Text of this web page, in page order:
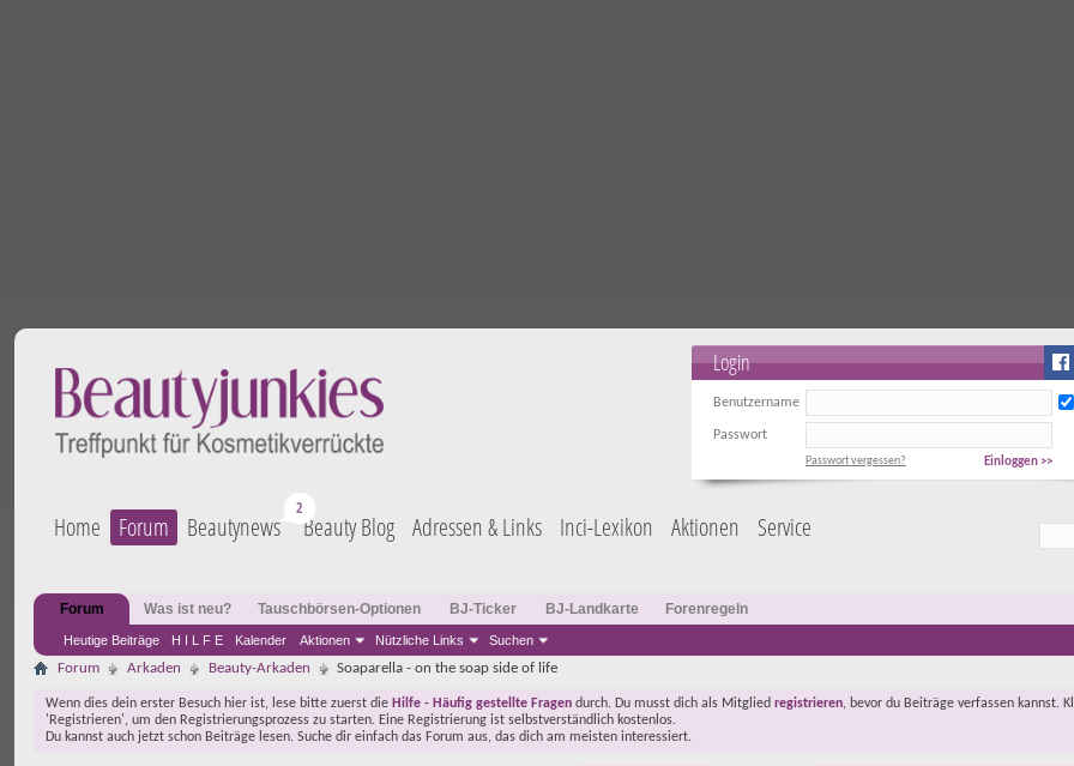
Login
Benutzername
Passwort
Einloggen >>
Passwort vergessen?
Home Forum Beautynews Beauty Blog Adressen & Links Inci-Lexikon Aktionen Service
Forum
Heutige Beiträge H I L F E Kalender Aktionen Nützliche Links Suchen
Was ist neu? Tauschbörsen-Optionen BJ-Ticker BJ-Landkarte Forenregeln
Forum Arkaden Beauty-Arkaden Soaparella - on the soap side of life
Wenn dies dein erster Besuch hier ist, lese bitte zuerst die Hilfe - Häufig gestellte Fragen durch. Du musst dich als Mitglied registrieren, bevor du Beiträge verfassen kannst.
'Registrieren', um den Registrierungsprozess zu starten. Eine Registrierung ist selbstverständlich kostenlos.
Du kannst auch jetzt schon Beiträge lesen. Suche dir einfach das Forum aus, das dich am meisten interessiert.